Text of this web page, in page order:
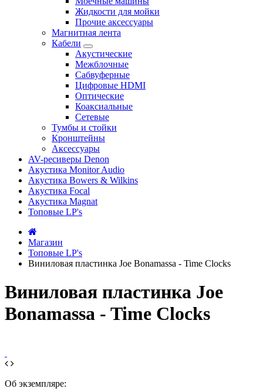
Жидкости для мойки
Прочие аксессуары
Магнитная лента
Кабели
Акустические
Межблочные
Сабвуферные
Цифровые HDMI
Оптические
Коаксиальные
Сетевые
Тумбы и стойки
Кронштейны
Аксессуары
AV-ресиверы Denon
Акустика Monitor Audio
Акустика Bowers & Wilkins
Акустика Focal
Акустика Magnat
Топовые LP's
Магазин
Топовые LP's
Виниловая пластинка Joe Bonamassa - Time Clocks
Виниловая пластинка Joe
Bonamassa - Time Clocks
Об экземпляре: